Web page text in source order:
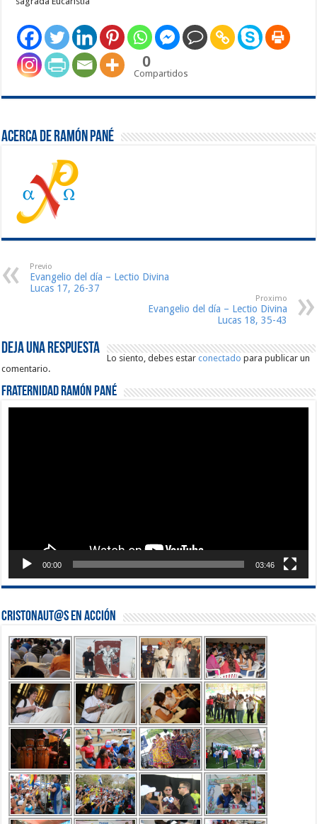
0
Compartidos
Acerca de Ramón Pané
Previo
Evangelio del día – Lectio Divina
Lucas 17, 26-37
Proximo
Evangelio del día – Lectio Divina
Lucas 18, 35-43
Deja una respuesta
Lo siento, debes estarconectado para publicar un
comentario.
Fraternidad Ramón Pané
00:00 03:46
Cristonaut@s en Acción